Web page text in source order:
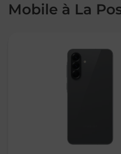
Mobile à La